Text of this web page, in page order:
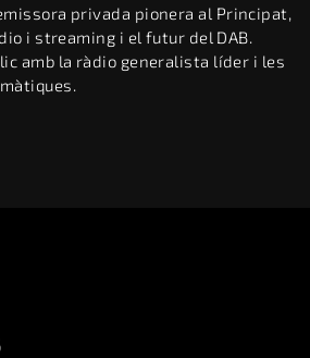
privada pionera al Principat,
i streaming i el futur del DAB.
amb la ràdio generalista líder i les